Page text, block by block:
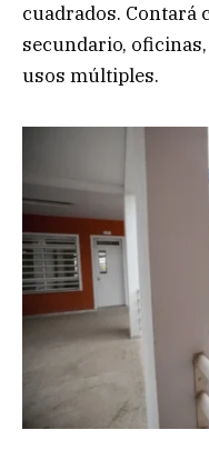
cuadrados. Contará
secundario,
usos múltiples.